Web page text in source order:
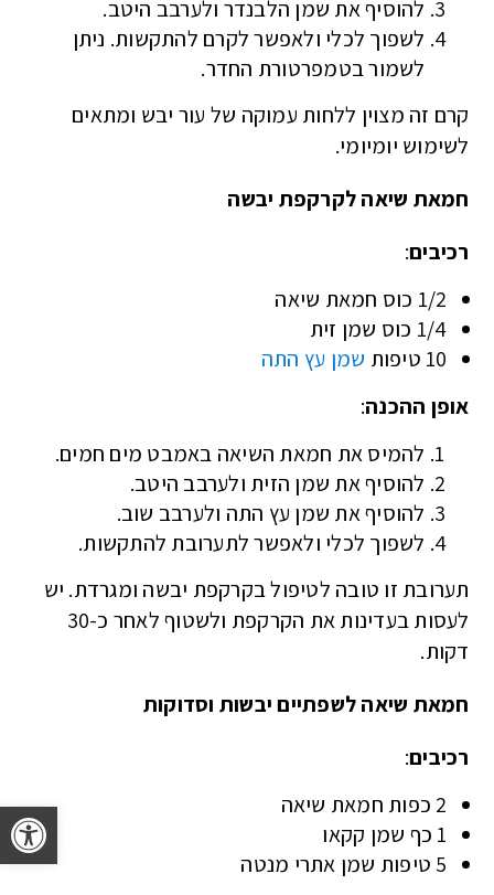
להוסיף את שמן הלבנדר ולערבב היטב.
לשפוך לכלי ולאפשר לקרם להתקשות. ניתן
לשמור בטמפרטורת החדר.
קרם זה מצוין ללחות עמוקה של עור יבש ומתאים
לשימוש יומיומי.
חמאת שיאה לקרקפת יבשה
רכיבים:
1/2 כוס חמאת שיאה
1/4 כוס שמן זית
10 טיפות
שמן עץ התה
אופן ההכנה:
להמיס את חמאת השיאה באמבט מים חמים.
להוסיף את שמן הזית ולערבב היטב.
להוסיף את שמן עץ התה ולערבב שוב.
לשפוך לכלי ולאפשר לתערובת להתקשות.
תערובת זו טובה לטיפול בקרקפת יבשה ומגרדת. יש
לעסות בעדינות את הקרקפת ולשטוף לאחר כ-30
דקות.
חמאת שיאה לשפתיים יבשות וסדוקות
רכיבים:
2 כפות חמאת שיאה
1 כף שמן קקאו
5 טיפות שמן אתרי מנטה